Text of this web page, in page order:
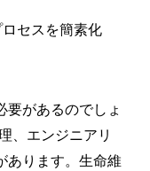
セスを簡素化
要があるのでしょ
、エンジニアリ
あります。生命維